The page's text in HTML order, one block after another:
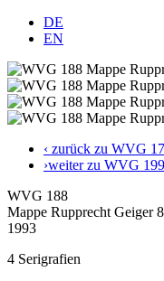
DE
EN
‹ zurück zu WVG
›weiter zu WVG
WVG 188
Mappe Rupprecht Geiger
1993
4 Serigrafien